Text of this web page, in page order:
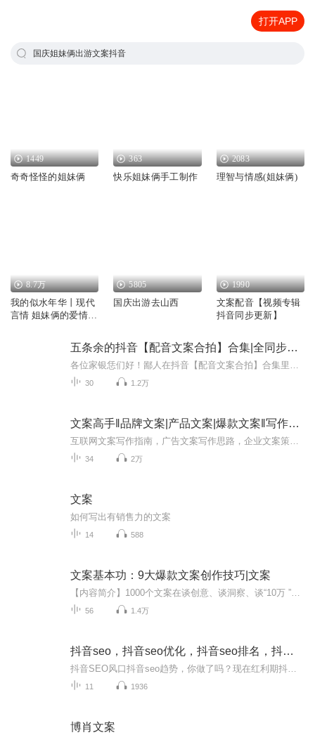
打开APP
国庆姐妹俩出游文案抖音
1449
奇奇怪怪的姐妹俩
363
快乐姐妹俩手工制作
2083
理智与情感(姐妹俩)
8.7万
我的似水年华丨现代
言情 姐妹俩的爱情婚
5805
国庆出游去山西
1990
文案配音【视频专辑
抖音同步更新】
五条余的抖音【配音文案合拍】合集|全同步转入
30 1.2万
文案高手‖品牌文案|产品文案|爆款文案‖写作指南
34 2万
文案
如何写出有销售力的文案
14 588
文案基本功：9大爆款文案创作技巧|文案
56 1.4万
抖音seo，抖音seo优化，抖音seo排名，抖音seo技术
11 1936
博肖文案